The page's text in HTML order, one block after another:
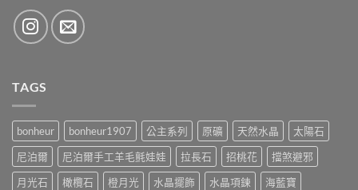
TAGS
bonheur bonheur1907 公主系列 原礦 天然水晶
太陽石
尼泊爾
尼泊爾手工羊毛氈娃娃 拉長石 招桃花
擋煞避邪
月光石
橄欖石 橙月光 水晶擺飾 水晶項鍊
海藍寶